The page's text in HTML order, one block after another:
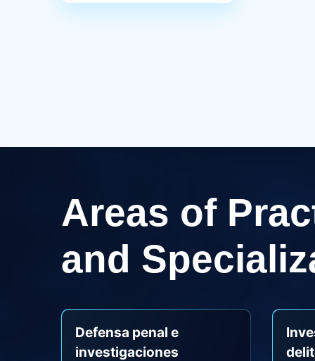
Areas of
and
Defensa penal e
investigaciones